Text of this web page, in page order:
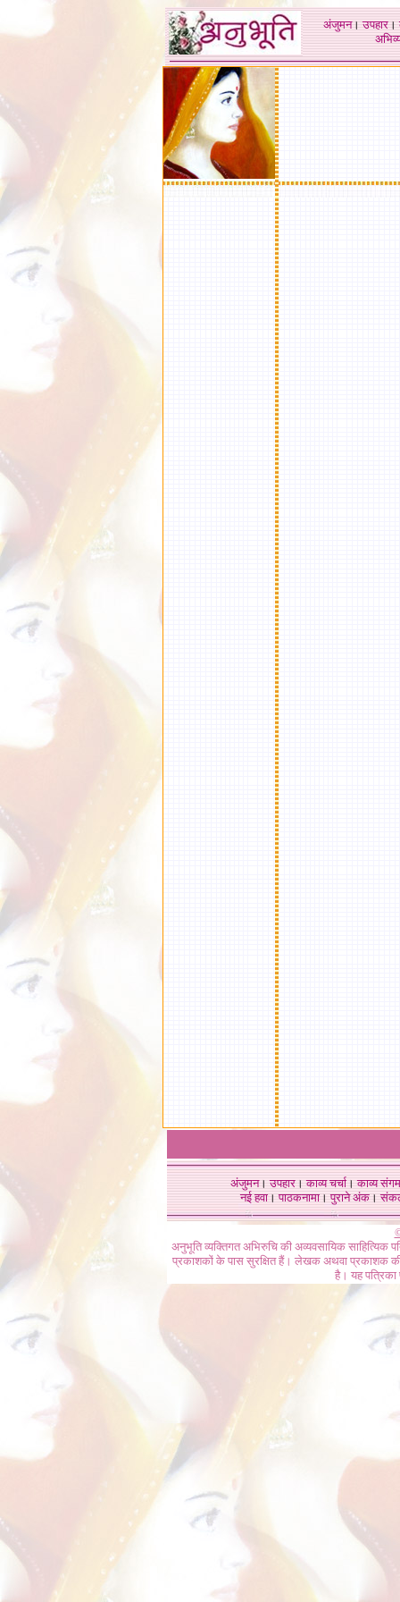
अंजुमन।उपहार।
अंजुमन।उपहार।काव्य चर्चा।काव्य संगम
नई हवा। पाठकनामा। पुराने अंक।
अनुभूति व्यक्तिगत अभिरुचि की अव्यवसायिक
प्रकाशकों के पास सुरक्षित हैं। लेखक अथवा प्रकाशक की
है। यह पत्रिका